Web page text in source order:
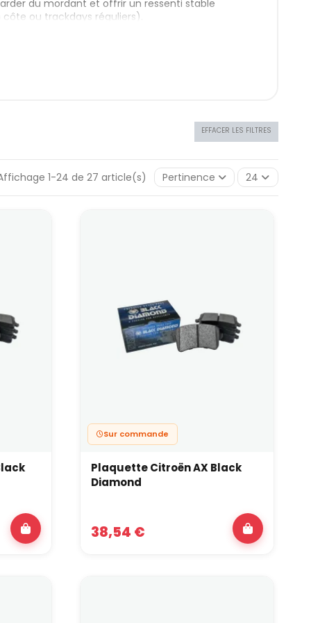
du mordant et offrir un ressenti stable
ou trackdays réguliers).
fast road et
EFFACER LES FILTRES
1-24 de 27 article(s) Pertinence 24
Sur commande
Plaquette Citroën AX Black
Diamond
38,54 €